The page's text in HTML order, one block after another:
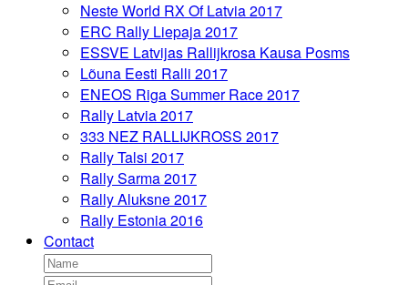
Neste World RX Of Latvia 2017
ERC Rally Liepaja 2017
ESSVE Latvijas Rallijkrosa Kausa Posms
Lõuna Eesti Ralli 2017
ENEOS Riga Summer Race 2017
Rally Latvia 2017
333 NEZ RALLIJKROSS 2017
Rally Talsi 2017
Rally Sarma 2017
Rally Aluksne 2017
Rally Estonia 2016
Contact